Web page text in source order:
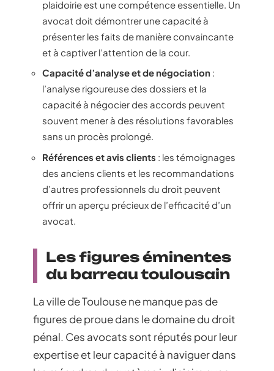
plaidoirie est une compétence essentielle. Un
avocat doit démontrer une capacité à
présenter les faits de manière convaincante
et à captiver l’attention de la cour.
Capacité d’analyse et de négociation :
l’analyse rigoureuse des dossiers et la
capacité à négocier des accords peuvent
souvent mener à des résolutions favorables
sans un procès prolongé.
Références et avis clients : les témoignages
des anciens clients et les recommandations
d’autres professionnels du droit peuvent
offrir un aperçu précieux de l’efficacité d’un
avocat.
Les figures éminentes
du barreau toulousain
La ville de Toulouse ne manque pas de
figures de proue dans le domaine du droit
pénal. Ces avocats sont réputés pour leur
expertise et leur capacité à naviguer dans